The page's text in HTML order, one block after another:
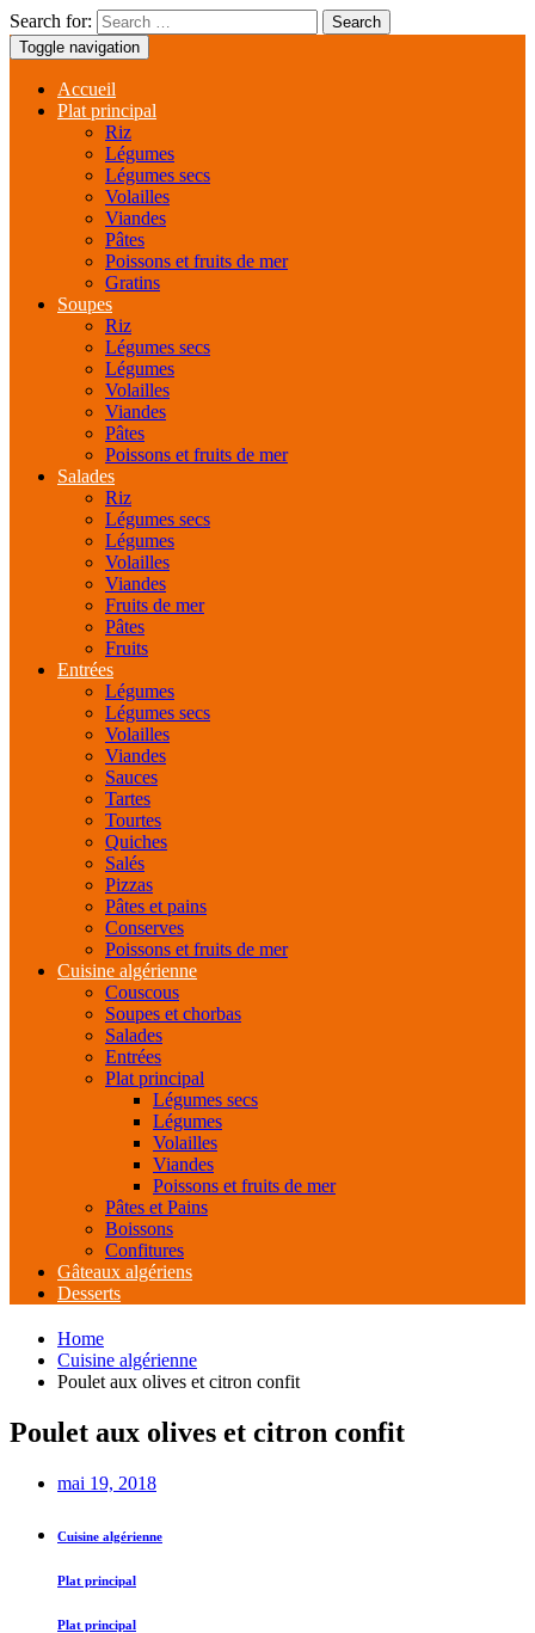
Search for:
Toggle navigation
Accueil
Plat principal
Riz
Légumes
Légumes secs
Volailles
Viandes
Pâtes
Poissons et fruits de mer
Gratins
Soupes
Riz
Légumes secs
Légumes
Volailles
Viandes
Pâtes
Poissons et fruits de mer
Salades
Riz
Légumes secs
Légumes
Volailles
Viandes
Fruits de mer
Pâtes
Fruits
Entrées
Légumes
Légumes secs
Volailles
Viandes
Sauces
Tartes
Tourtes
Quiches
Salés
Pizzas
Pâtes et pains
Conserves
Poissons et fruits de mer
Cuisine algérienne
Couscous
Soupes et chorbas
Salades
Entrées
Plat principal
Légumes secs
Légumes
Volailles
Viandes
Poissons et fruits de mer
Pâtes et Pains
Boissons
Confitures
Gâteaux algériens
Desserts
Home
Cuisine algérienne
Poulet aux olives et citron confit
Poulet aux olives et citron confit
mai 19, 2018
Cuisine algérienne
Plat principal
Plat principal